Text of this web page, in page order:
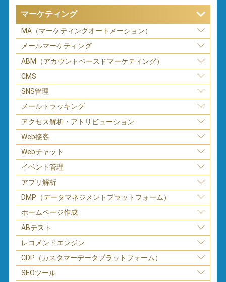
マーケティング
MA（マーケティングオートメーション）
メールマーケティング
ABM（アカウントベースドマーケティング）
CMS
SNS管理
メールトラッキング
アクセス解析・アトリビューション
Web接客
Webチャット
イベント管理
アプリ解析
DMP（データマネジメントプラットフォーム）
ホームページ作成
ABテスト
レコメンドエンジン
CDP（カスタマーデータプラットフォーム）
SEOツール